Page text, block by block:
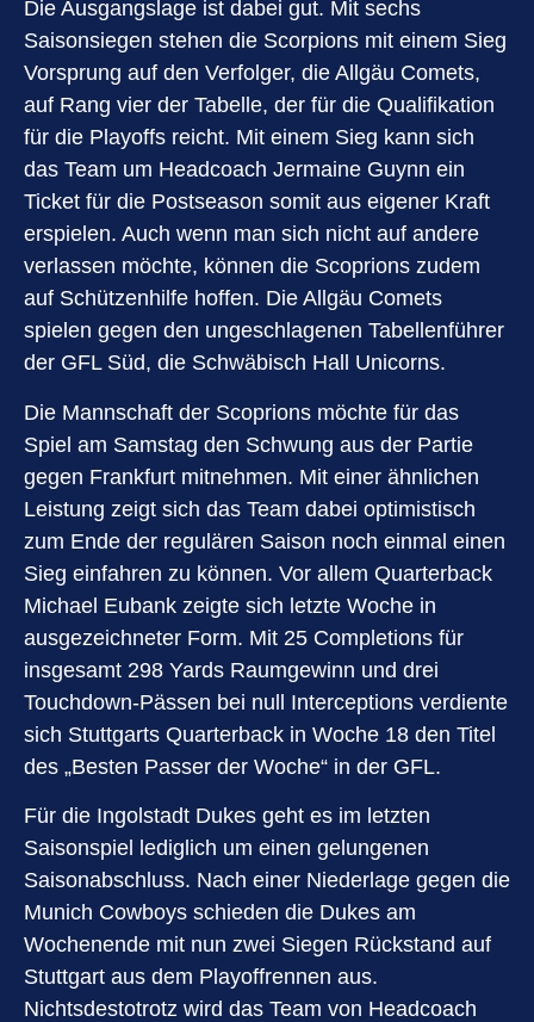
Die Ausgangslage ist dabei gut. Mit sechs
Saisonsiegen stehen die Scorpions mit einem Sieg
Vorsprung auf den Verfolger, die Allgäu Comets,
auf Rang vier der Tabelle, der für die Qualifikation
für die Playoffs reicht. Mit einem Sieg kann sich
das Team um Headcoach Jermaine Guynn ein
Ticket für die Postseason somit aus eigener Kraft
erspielen. Auch wenn man sich nicht auf andere
verlassen möchte, können die Scoprions zudem
auf Schützenhilfe hoffen. Die Allgäu Comets
spielen gegen den ungeschlagenen Tabellenführer
der GFL Süd, die Schwäbisch Hall Unicorns.
Die Mannschaft der Scoprions möchte für das
Spiel am Samstag den Schwung aus der Partie
gegen Frankfurt mitnehmen. Mit einer ähnlichen
Leistung zeigt sich das Team dabei optimistisch
zum Ende der regulären Saison noch einmal einen
Sieg einfahren zu können. Vor allem Quarterback
Michael Eubank zeigte sich letzte Woche in
ausgezeichneter Form. Mit 25 Completions für
insgesamt 298 Yards Raumgewinn und drei
Touchdown-Pässen bei null Interceptions verdiente
sich Stuttgarts Quarterback in Woche 18 den Titel
des „Besten Passer der Woche“ in der GFL.
Für die Ingolstadt Dukes geht es im letzten
Saisonspiel lediglich um einen gelungenen
Saisonabschluss. Nach einer Niederlage gegen die
Munich Cowboys schieden die Dukes am
Wochenende mit nun zwei Siegen Rückstand auf
Stuttgart aus dem Playoffrennen aus.
Nichtsdestotrotz wird das Team von Headcoach